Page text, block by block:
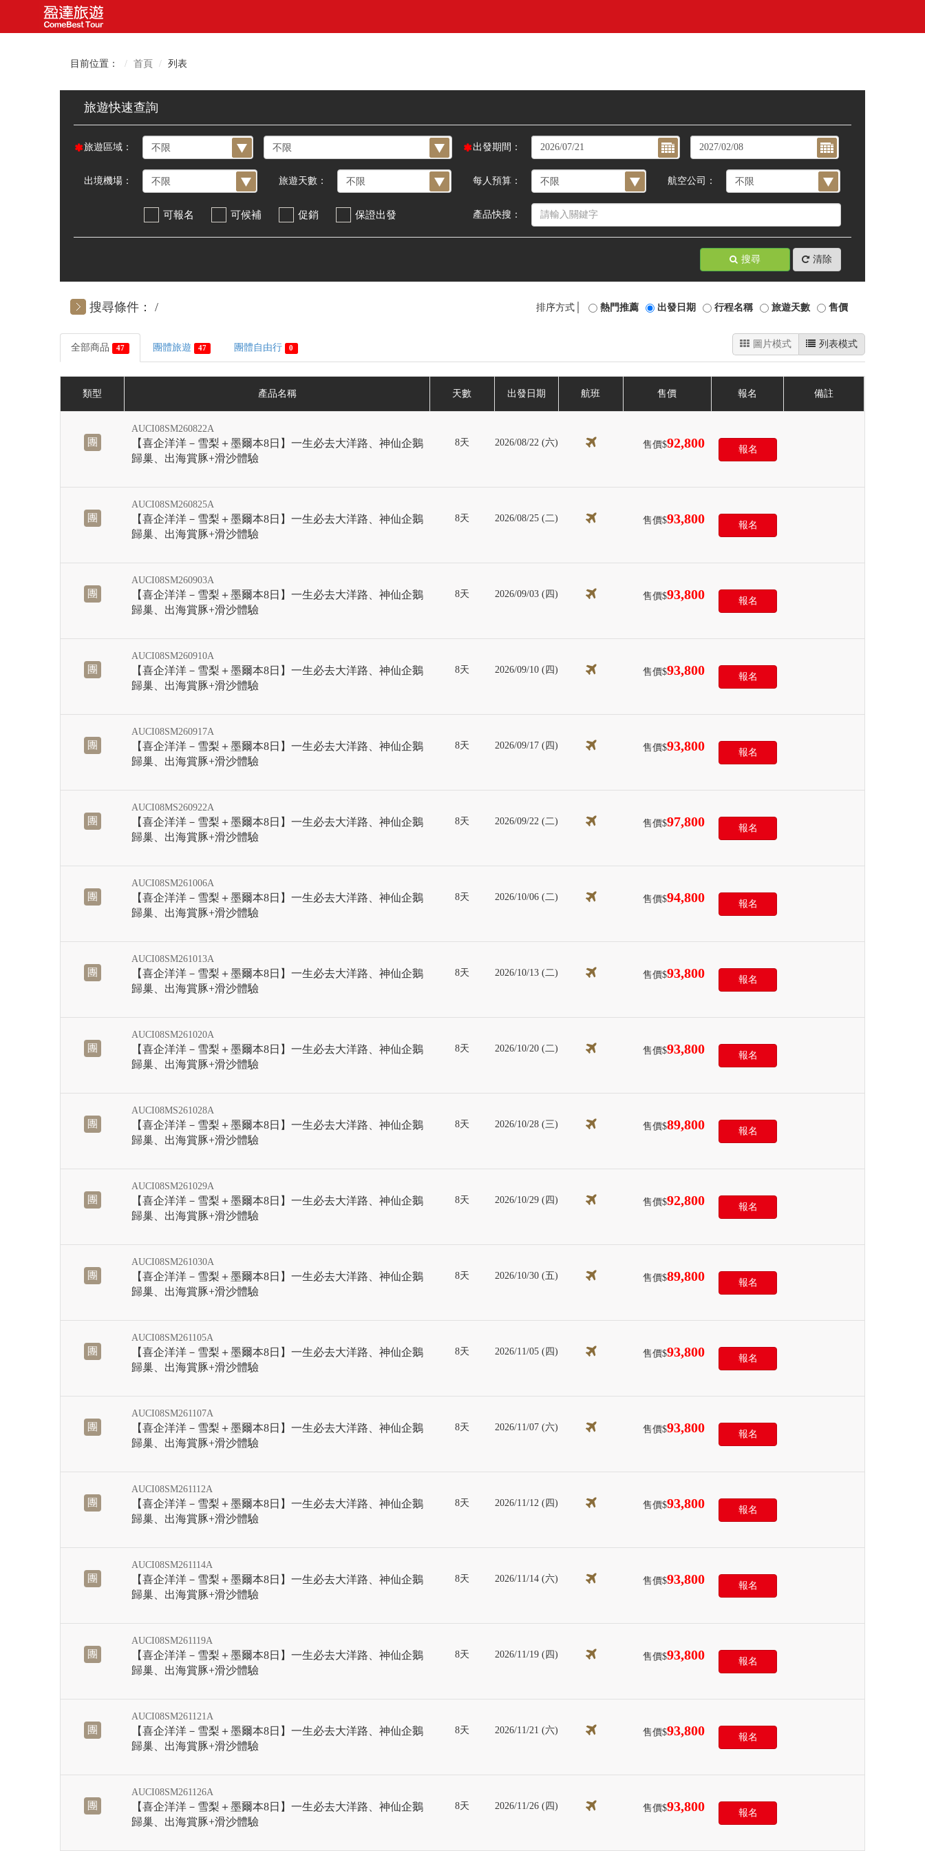
目前位置： 首頁 列表
旅遊區域： 出發期間：
出境機場： 旅遊天數： 每人預算： 航空公司：
可報名 可候補 促銷 保證出發 產品快搜：
搜尋 清除
搜尋條件： 排序方式│ 熱門推薦 出發日期 行程名稱 旅遊天數 售價
全部商品 47 團體旅遊 47 團體自由行 0 圖片模式 列表模式
類型 產品名稱 天數 出發日期 航班 售價 報名 備註
團
AUCI08SM260822A
【喜企洋洋－雪梨＋墨爾本8日】一生必去大洋路、神仙企鵝
歸巢、出海賞豚+滑沙體驗
8天 2026/08/22 (六) 售價$92,800 報名
團
AUCI08SM260825A
【喜企洋洋－雪梨＋墨爾本8日】一生必去大洋路、神仙企鵝
歸巢、出海賞豚+滑沙體驗
8天 2026/08/25 (二) 售價$93,800 報名
團
AUCI08SM260903A
【喜企洋洋－雪梨＋墨爾本8日】一生必去大洋路、神仙企鵝
歸巢、出海賞豚+滑沙體驗
8天 2026/09/03 (四) 售價$93,800 報名
團
AUCI08SM260910A
【喜企洋洋－雪梨＋墨爾本8日】一生必去大洋路、神仙企鵝
歸巢、出海賞豚+滑沙體驗
8天 2026/09/10 (四) 售價$93,800 報名
團
AUCI08SM260917A
【喜企洋洋－雪梨＋墨爾本8日】一生必去大洋路、神仙企鵝
歸巢、出海賞豚+滑沙體驗
8天 2026/09/17 (四) 售價$93,800 報名
團
AUCI08MS260922A
【喜企洋洋－雪梨＋墨爾本8日】一生必去大洋路、神仙企鵝
歸巢、出海賞豚+滑沙體驗
8天 2026/09/22 (二) 售價$97,800 報名
團
AUCI08SM261006A
【喜企洋洋－雪梨＋墨爾本8日】一生必去大洋路、神仙企鵝
歸巢、出海賞豚+滑沙體驗
8天 2026/10/06 (二) 售價$94,800 報名
團
AUCI08SM261013A
【喜企洋洋－雪梨＋墨爾本8日】一生必去大洋路、神仙企鵝
歸巢、出海賞豚+滑沙體驗
8天 2026/10/13 (二) 售價$93,800 報名
團
AUCI08SM261020A
【喜企洋洋－雪梨＋墨爾本8日】一生必去大洋路、神仙企鵝
歸巢、出海賞豚+滑沙體驗
8天 2026/10/20 (二) 售價$93,800 報名
團
AUCI08MS261028A
【喜企洋洋－雪梨＋墨爾本8日】一生必去大洋路、神仙企鵝
歸巢、出海賞豚+滑沙體驗
8天 2026/10/28 (三) 售價$89,800 報名
團
AUCI08SM261029A
【喜企洋洋－雪梨＋墨爾本8日】一生必去大洋路、神仙企鵝
歸巢、出海賞豚+滑沙體驗
8天 2026/10/29 (四) 售價$92,800 報名
團
AUCI08SM261030A
【喜企洋洋－雪梨＋墨爾本8日】一生必去大洋路、神仙企鵝
歸巢、出海賞豚+滑沙體驗
8天 2026/10/30 (五) 售價$89,800 報名
團
AUCI08SM261105A
【喜企洋洋－雪梨＋墨爾本8日】一生必去大洋路、神仙企鵝
歸巢、出海賞豚+滑沙體驗
8天 2026/11/05 (四) 售價$93,800 報名
團
AUCI08SM261107A
【喜企洋洋－雪梨＋墨爾本8日】一生必去大洋路、神仙企鵝
歸巢、出海賞豚+滑沙體驗
8天 2026/11/07 (六) 售價$93,800 報名
團
AUCI08SM261112A
【喜企洋洋－雪梨＋墨爾本8日】一生必去大洋路、神仙企鵝
歸巢、出海賞豚+滑沙體驗
8天 2026/11/12 (四) 售價$93,800 報名
團
AUCI08SM261114A
【喜企洋洋－雪梨＋墨爾本8日】一生必去大洋路、神仙企鵝
歸巢、出海賞豚+滑沙體驗
8天 2026/11/14 (六) 售價$93,800 報名
團
AUCI08SM261119A
【喜企洋洋－雪梨＋墨爾本8日】一生必去大洋路、神仙企鵝
歸巢、出海賞豚+滑沙體驗
8天 2026/11/19 (四) 售價$93,800 報名
團
AUCI08SM261121A
【喜企洋洋－雪梨＋墨爾本8日】一生必去大洋路、神仙企鵝
歸巢、出海賞豚+滑沙體驗
8天 2026/11/21 (六) 售價$93,800 報名
團
AUCI08SM261126A
【喜企洋洋－雪梨＋墨爾本8日】一生必去大洋路、神仙企鵝
歸巢、出海賞豚+滑沙體驗
8天 2026/11/26 (四) 售價$93,800 報名